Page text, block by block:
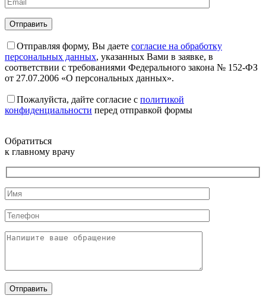
Отправляя форму, Вы даете согласие на обработку
персональных данных, указанных Вами в заявке, в
соответствии с требованиями Федерального закона № 152-ФЗ
от 27.07.2006 «О персональных данных».
Пожалуйста, дайте согласие c политикой
конфиденциальности перед отправкой формы
Обратиться
к главному врачу